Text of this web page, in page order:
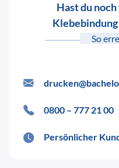
Hast du
So
0800 – 777 21 00
Persönlicher